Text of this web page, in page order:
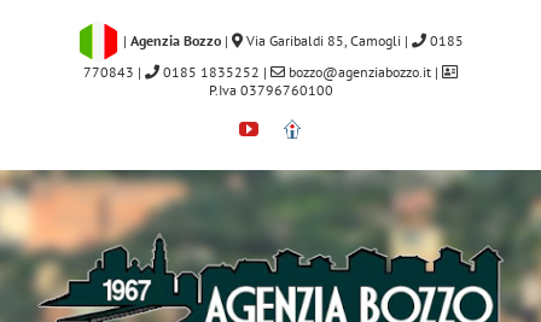
| Agenzia Bozzo | Via Garibaldi 85, Camogli |
0185
770843 | 0185 1835252 | bozzo@agenziabozzo.it|
P.Iva 03796760100
YouTube
Immobiliare.it